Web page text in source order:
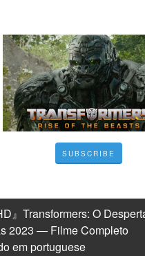
SUBSCRIBE
』Transformers: O
2023 ― Filme Completo
em portuguese